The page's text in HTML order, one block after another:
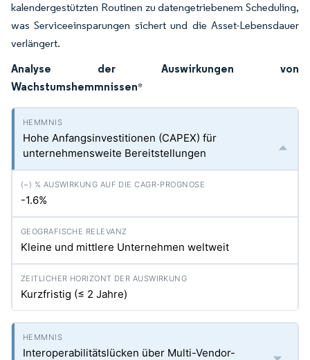
kalendergestützten Routinen zu datengetriebenem Scheduling,
was Serviceeinsparungen sichert und die Asset-Lebensdauer
verlängert.
Analyse der Auswirkungen von
Wachstumshemmnissen*
Hohe Anfangsinvestitionen (CAPEX) für
unternehmensweite Bereitstellungen
-1.6%
Kleine und mittlere Unternehmen weltweit
Kurzfristig (≤ 2 Jahre)
Interoperabilitätslücken über Multi-Vendor-